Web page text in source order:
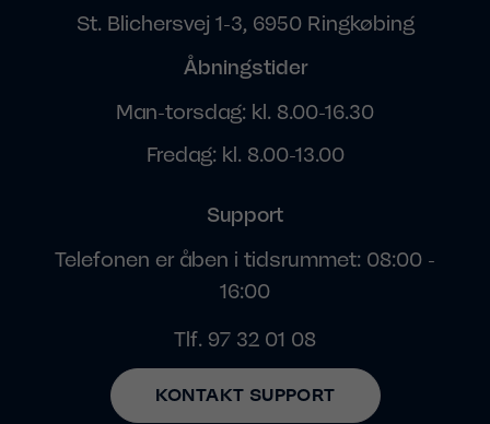
St. Blichersvej 1-3, 6950 Ringkøbing
Åbningstider
Man-torsdag: kl. 8.00-16.30
Fredag: kl. 8.00-13.00
Support
Telefonen er åben i tidsrummet: 08:00 -
16:00
Tlf. 97 32 01 08
KONTAKT SUPPORT